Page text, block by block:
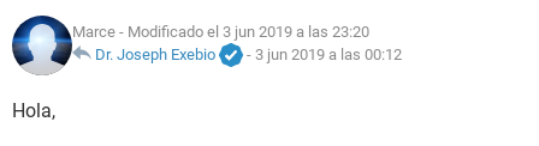
NUTRICIÓN
BIENESTAR
Marce - Modificado el 3 jun 2019 a las 23:20
Dr. Joseph Exebio
- 3 jun 2019 a las 00:12
Hola,